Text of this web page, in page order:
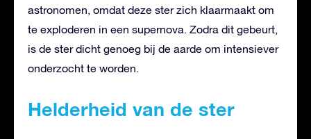
astronomen, omdat deze ster zich klaarmaakt om
te exploderen in een supernova. Zodra dit gebeurt,
is de ster dicht genoeg bij de aarde om intensiever
onderzocht te worden.
Helderheid van de ster